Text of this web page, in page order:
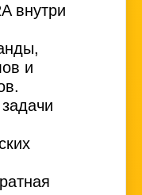
внутри
и